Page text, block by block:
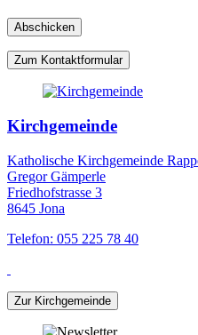
Zum Kontaktformular
Kirchgemeinde
Katholische Kirchgemeinde
Gregor Gämperle
Friedhofstrasse 3
8645 Jona
Telefon: 055 225 78 40
Zur Kirchgemeinde